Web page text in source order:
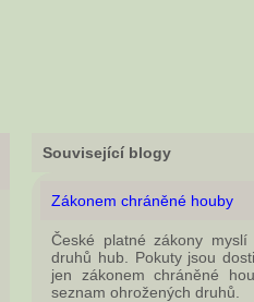
Související blogy
Zákonem chráněné houby
České platné zákony
druhů hub. Pokuty jsou
jen zákonem chráněné
seznam ohrožených druhů.